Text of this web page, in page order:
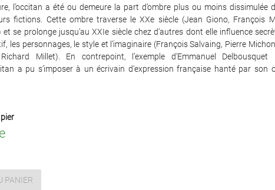
l’occitan a été ou demeure la part d’ombre plus ou moins dissimulée
fictions. Cette ombre traverse le XXe siècle (Jean Giono, François
et se prolonge jusqu’au XXIe siècle chez d’autres dont elle influence
les personnages, le style et l’imaginaire (François Salvaing, Pierre
Millet). En contrepoint, l’exemple d’Emmanuel Delbousquet
a pu s’imposer à un écrivain d’expression française hanté par son
PANIER